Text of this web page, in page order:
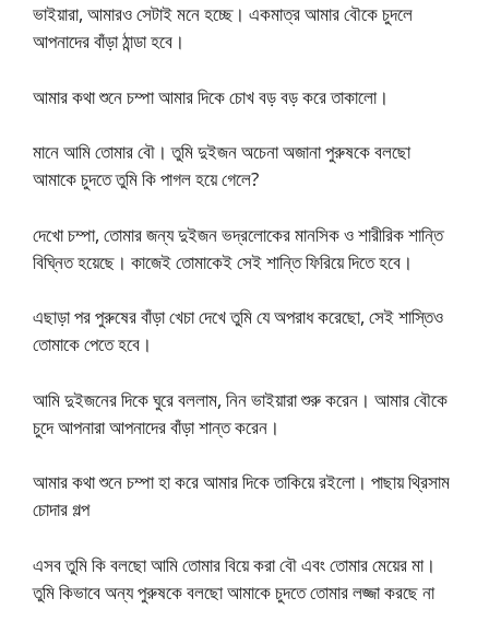
ভাইয়ারা, আমারও সেটাই মনে হচ্ছে। একমাত্র আমার বৌকে চুদলে
আপনাদের বাঁড়া ঠান্ডা হবে।
আমার কথা শুনে চম্পা আমার দিকে চোখ বড় বড় করে তাকালো।
মানে আমি তোমার বৌ। তুমি দুইজন অচেনা অজানা পুরুষকে বলছো
আমাকে চুদতে তুমি কি পাগল হয়ে গেলে?
দেখো চম্পা, তোমার জন্য দুইজন ভদ্রলোকের মানসিক ও শারীরিক শান্তি
বিঘ্নিত হয়েছে। কাজেই তোমাকেই সেই শান্তি ফিরিয়ে দিতে হবে।
এছাড়া পর পুরুষের বাঁড়া খেচা দেখে তুমি যে অপরাধ করেছো, সেই শাস্তিও
তোমাকে পেতে হবে।
আমি দুইজনের দিকে ঘুরে বললাম, নিন ভাইয়ারা শুরু করেন। আমার বৌকে
চুদে আপনারা আপনাদের বাঁড়া শান্ত করেন।
আমার কথা শুনে চম্পা হা করে আমার দিকে তাকিয়ে রইলো। পাছায় থ্রিসাম
চোদার গল্প
এসব তুমি কি বলছো আমি তোমার বিয়ে করা বৌ এবং তোমার মেয়ের মা।
তুমি কিভাবে অন্য পুরুষকে বলছো আমাকে চুদতে তোমার লজ্জা করছে না